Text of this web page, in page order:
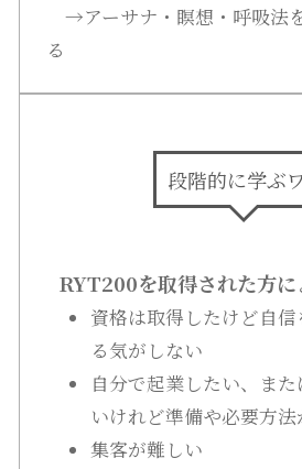
→アーサナ・瞑想・呼吸法
る
段階的に学ぶ
RYT200を取得された方に
資格は取得したけど自
る気がしない
自分で起業したい、ま
いけれど準備や必要方
集客が難しい